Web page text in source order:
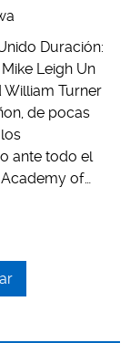
Duración:
Leigh Un
Turner
de pocas
ante todo el
of…